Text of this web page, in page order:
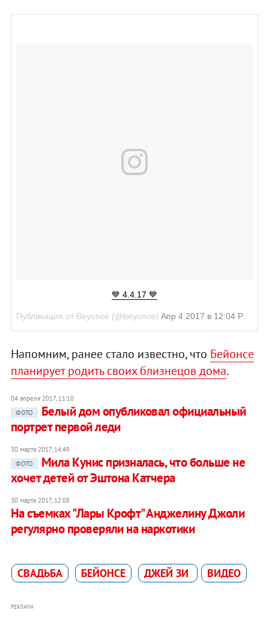
💙 4.4.17 💙
Публикация от Beyoncé (@beyonce) Апр 4 2017 в 12:04 PDT
Напомним, ранее стало известно, что Бейонсе
планирует родить своих близнецов дома.
04 апреля 2017, 11:10
ФОТО
Белый дом опубликовал официальный
портрет первой леди
30 марта 2017, 14:49
ФОТО
Мила Кунис призналась, что больше не
хочет детей от Эштона Катчера
30 марта 2017, 12:08
На съемках "Лары Крофт" Анджелину Джоли
регулярно проверяли на наркотики
СВАДЬБА БЕЙОНСЕ ДЖЕЙ ЗИ ВИДЕО
РЕКЛАМА